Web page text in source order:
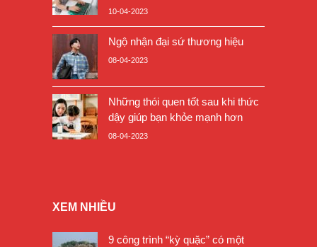
10-04-2023
Ngộ nhận đại sứ thương hiệu
08-04-2023
Những thói quen tốt sau khi thức
dậy giúp bạn khỏe mạnh hơn
08-04-2023
XEM NHIỀU
9 công trình “kỳ quặc” có một